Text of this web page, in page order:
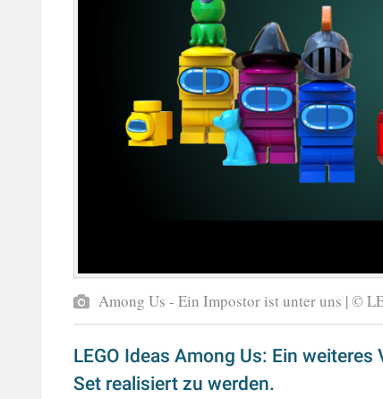
Among Us - Ein Impostor ist unter uns | ©
LEGO Ideas Among Us: Ein
Set realisiert zu werden.